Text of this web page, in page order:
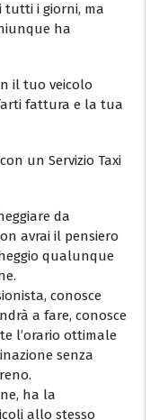
tutti i giorni, ma
ha
il tuo veicolo
fattura e la tua
un Servizio Taxi
da
avrai il pensiero
qualunque
conosce
a fare, conosce
l’orario ottimale
senza
ha la
allo stesso